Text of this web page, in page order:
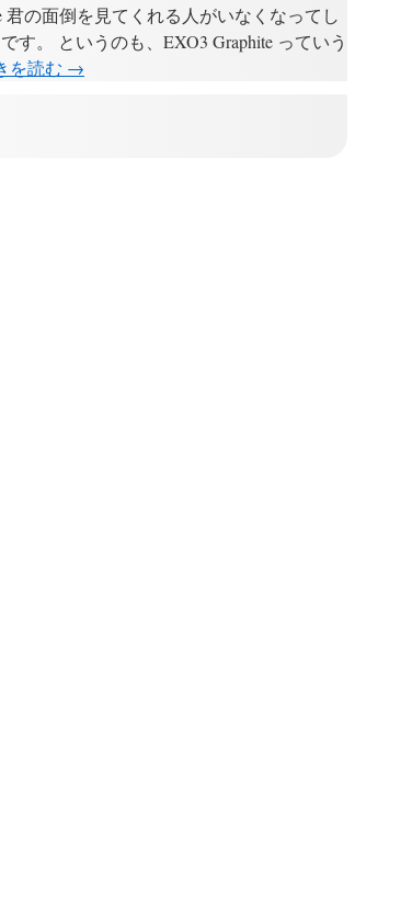
の面倒を見てくれる人がいなくなってし
す。 というのも、EXO3 Graphite っていう
を読む →